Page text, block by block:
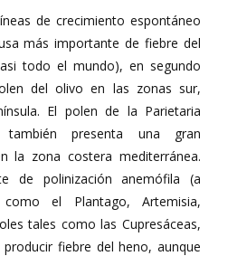
de crecimiento espontáneo
más importante de fiebre del
todo el mundo), en segundo
del olivo en las zonas sur,
El polen de la Parietaria
presenta una gran
la zona costera mediterránea.
de polinización anemófila (a
el Plantago, Artemisia,
tales como las Cupresáceas,
fiebre del heno, aunque